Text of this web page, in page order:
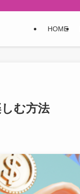
HOME
む方法